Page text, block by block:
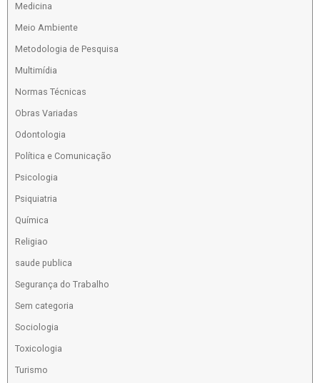
Medicina
Meio Ambiente
Metodologia de Pesquisa
Multimídia
Normas Técnicas
Obras Variadas
Odontologia
Política e Comunicação
Psicologia
Psiquiatria
Química
Religiao
saude publica
Segurança do Trabalho
Sem categoria
Sociologia
Toxicologia
Turismo